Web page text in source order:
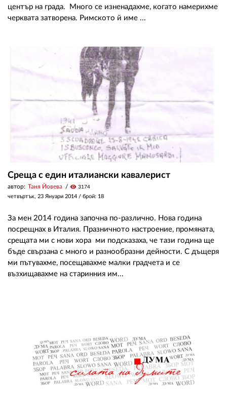
център на града. Много се изненадахме, когато намерихме
черквата затворена. Римското й име ...
Среща с един италиански кавалерист
автор: Таня Йовева visibility 3174
четвъртък, 23 Януари 2014 / брой: 18
За мен 2014 година започна по-различно. Нова година
посрещнах в Италия. Празничното настроение, промяната,
срещата ми с нови хора ми подсказаха, че тази година ще
бъде свързана с много и разнообразни дейности. С дъщеря
ми пътувахме, посещавахме малки градчета и се
възхищавахме на старинния им...